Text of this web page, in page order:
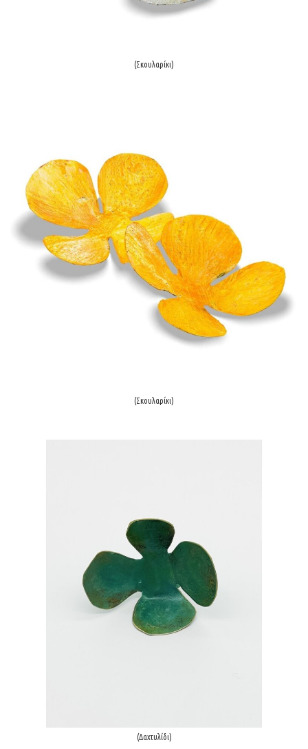
(Σκουλαρίκι)
(Σκουλαρίκι)
(Δαxτυλίδι)